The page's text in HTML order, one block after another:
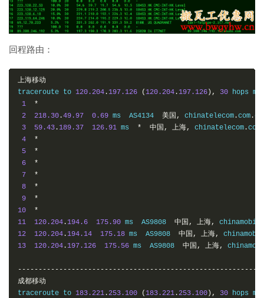
回程路由：
上海移动
traceroute to 120.204 . 197.126 ( 120.204 . 197.126), 30 hops
1
*
2
218.30 .49.97 0.69 ms  AS4134 美国, chinatelecom .com .cn
3
59.43 . 189.37 126.91 ms * 中国, 上海, chinatelecom .com
4
*
5
*
6
*
7
*
8
*
9
*
10
*
11
120.204 . 194.6 175.90 ms  AS9808 中国, 上海,
chinamobile
12
120.204 . 194.14 175.18 ms  AS9808 中国, 上海,
13
120.204 . 197.126 175.56 ms  AS9808 中国, 上海,
成都移动
traceroute to 183.221 .253.100 ( 183.221 .253.100), 30 hops